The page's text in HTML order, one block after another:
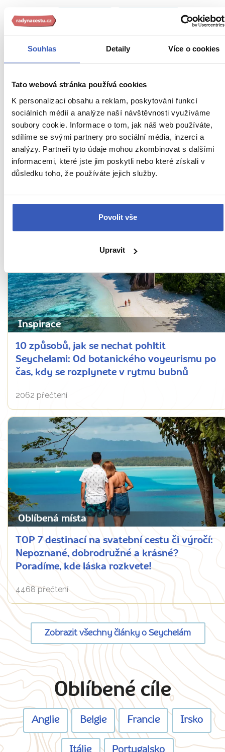
Souhlas Detaily Více o cookies
Tato webová stránka používá cookies
K personalizaci obsahu a reklam, poskytování funkcí
sociálních médií a analýze naší návštěvnosti využíváme
soubory cookie. Informace o tom, jak náš web používáte,
sdílíme se svými partnery pro sociální média, inzerci a
analýzy. Partneři tyto údaje mohou zkombinovat s dalšími
informacemi, které jste jim poskytli nebo které získali v
důsledku toho, že používáte jejich služby.
Povolit vše
Upravit
dveře do samého srdce kontinentu."
Ukaž všech 78 průvodců
Zajímavosti na
Seychelách- přímo od
Inspirace
10 způsobů, jak se nechat pohltit
Seychelami: Od botanického voyeurismu po
čas, kdy se rozplynete v rytmu bubnů
2062 přečtení
Oblíbená místa
TOP 7 destinací na svatební cestu či výročí:
Nepoznané, dobrodružné a krásné?
Poradíme, kde láska rozkvete!
4468 přečtení
Zobrazit všechny články o Seychelám
Oblíbené cíle
Anglie Belgie Francie Irsko
Itálie Portugalsko